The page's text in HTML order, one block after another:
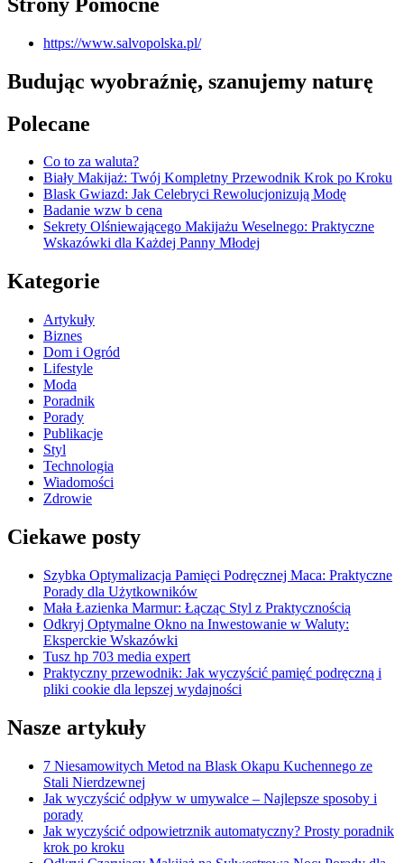
https://www.salvopolska.pl/
Budując wyobraźnię, szanujemy naturę
Polecane
Co to za waluta?
Biały Makijaż: Twój Kompletny Przewodnik Krok po Kroku
Blask Gwiazd: Jak Celebryci Rewolucjonizują Modę
Badanie wzw b cena
Sekrety Olśniewającego Makijażu Weselnego: Praktyczne
Wskazówki dla Każdej Panny Młodej
Kategorie
Artykuły
Biznes
Dom i Ogród
Lifestyle
Moda
Poradnik
Porady
Publikacje
Styl
Technologia
Wiadomości
Zdrowie
Ciekawe posty
Szybka Optymalizacja Pamięci Podręcznej Maca: Praktyczne
Porady dla Użytkowników
Mała Łazienka Marmur: Łącząc Styl z Praktycznością
Odkryj Optymalne Okno na Inwestowanie w Waluty:
Eksperckie Wskazówki
Tusz hp 703 media expert
Praktyczny przewodnik: Jak wyczyścić pamięć podręczną i
pliki cookie dla lepszej wydajności
Nasze artykuły
7 Niesamowitych Metod na Blask Okapu Kuchennego ze
Stali Nierdzewnej
Jak wyczyścić odpływ w umywalce – Najlepsze sposoby i
porady
Jak wyczyścić odpowietrznik automatyczny? Prosty poradnik
krok po kroku